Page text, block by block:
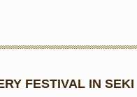
FESTIVAL IN SEKI